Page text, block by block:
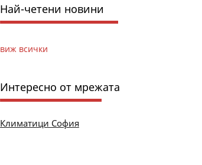
Най-четени новини
виж всички
Интересно от мрежата
Климатици София